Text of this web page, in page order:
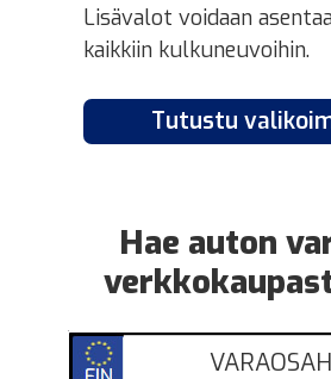
Bosch valmistaa
pyyhkijänsulkia sekä
Tutustu
Hae auton